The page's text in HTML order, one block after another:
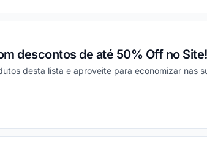
descontos de até 50% Off no Site!
desta lista e aproveite para economizar nas